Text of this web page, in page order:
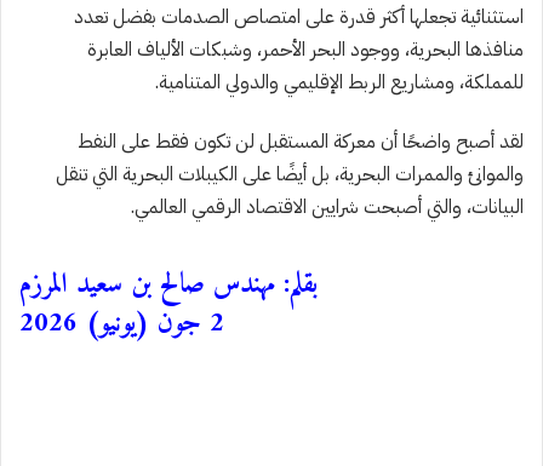
استثنائية تجعلها أكثر قدرة على امتصاص الصدمات بفضل تعدد
منافذها البحرية، ووجود البحر الأحمر، وشبكات الألياف العابرة
للمملكة، ومشاريع الربط الإقليمي والدولي المتنامية.
لقد أصبح واضحًا أن معركة المستقبل لن تكون فقط على النفط
والموانئ والممرات البحرية، بل أيضًا على الكيبلات البحرية التي تنقل
البيانات، والتي أصبحت شرايين الاقتصاد الرقمي العالمي.
بقلم: مهندس صالح بن سعيد المرزم
2 جون (يونيو) 2026